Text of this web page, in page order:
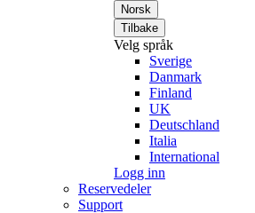
Norsk
Tilbake
Velg språk
Sverige
Danmark
Finland
UK
Deutschland
Italia
International
Logg inn
Reservedeler
Support